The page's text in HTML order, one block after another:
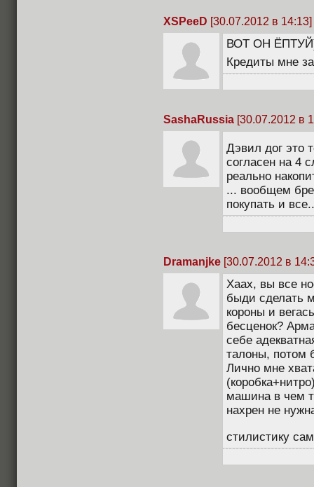
XSPeeD [30.07.2012 в 14:13]
ВОТ ОН
Кредиты мне
SashaRussia [30.07.2012 в
Дэвил дог это
согласен на 4
реально
... вообщем
покупать и
Dramanjke [30.07.2012 в
Хаах, вы все
быди сделать
короны и
бесценок?
себе
талоны, потом
Лично мне
машина в чем
нахрен не
стилистику